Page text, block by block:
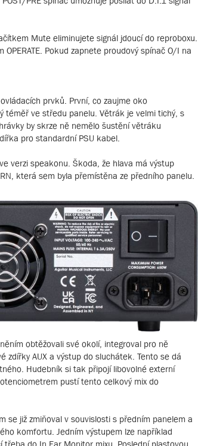
Mute eliminujete signál jdoucí do reproboxu.
Pokud zapnete proudový spínač O/I na
prvků. První, co zaujme oko
ve středu panelu. Větrák je velmi tichý, s
by skrze ně nemělo šustění větráku
pro standardní PSU kabel.
verzi speakonu. Škoda, že hlava má výstup
která sem byla přemístěna ze předního panelu.
obtěžovali své okolí, integroval pro ně
zdířky AUX a výstup do sluchátek. Tento se dá
Hudebník si tak připojí libovolné externí
pustí tento celkový mix do
se již zmiňoval v souvislosti s předním panelem a
komfortu. Jedním výstupem lze například
třeba do In Ear Monitor mixu. Poslední plastovou